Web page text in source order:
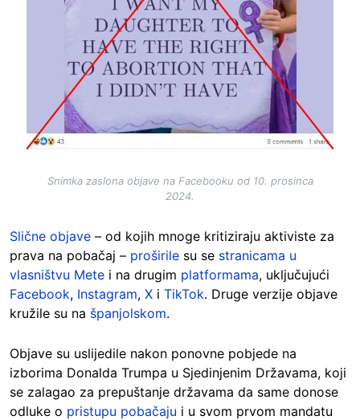
Snimka zaslona objave na Facebooku od 10. prosinca
2024.
Slične objave – od kojih mnoge kritiziraju aktiviste za
prava na pobačaj – proširile su se stranicama u
vlasništvu Mete i na drugim platformama, uključujući
Facebook, Instagram, X i TikTok. Druge verzije objave
kružile su na španjolskom.
Objave su uslijedile nakon ponovne pobjede na
izborima Donalda Trumpa u Sjedinjenim Državama, koji
se zalagao za prepuštanje državama da same donose
odluke o pristupu pobačaju i u svom prvom mandatu